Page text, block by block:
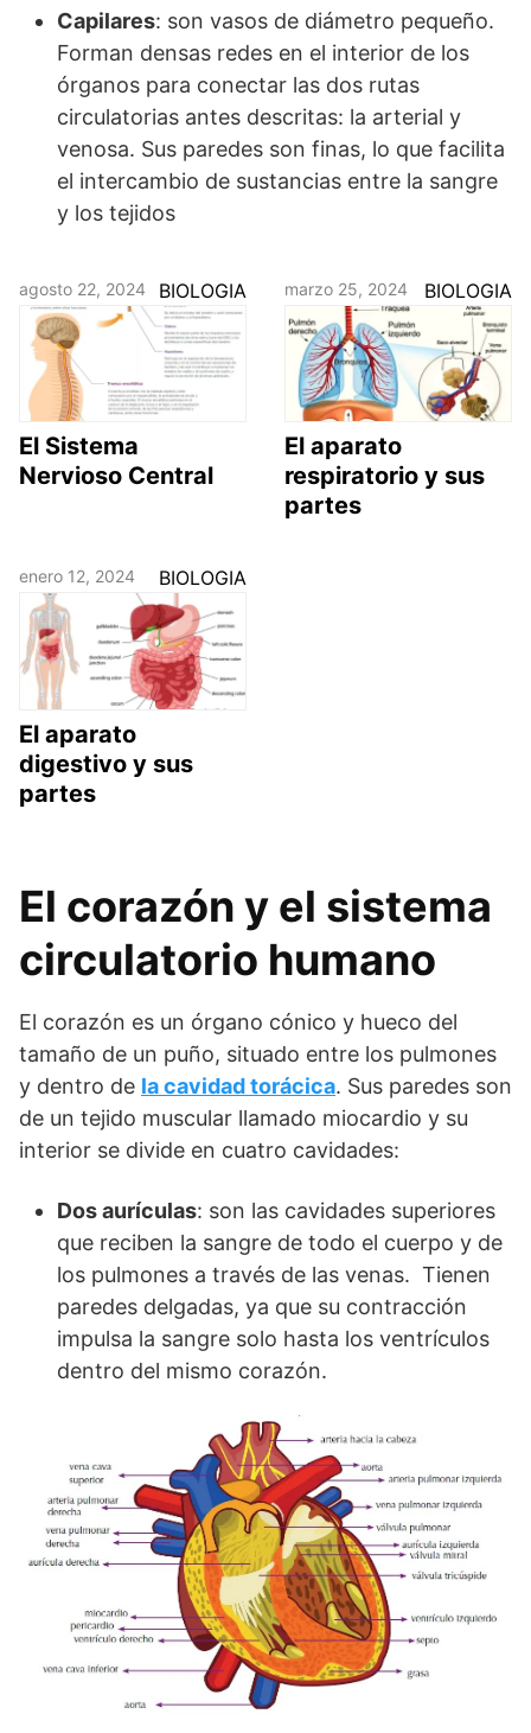
Capilares: son vasos de diámetro pequeño.
Forman densas redes en el interior de los
órganos para conectar las dos rutas
circulatorias antes descritas: la arterial y
venosa. Sus paredes son finas, lo que facilita
el intercambio de sustancias entre la sangre
y los tejidos
agosto 22, 2024 BIOLOGIA
El Sistema
Nervioso Central
marzo 25, 2024 BIOLOGIA
El aparato
respiratorio y sus
partes
enero 12, 2024 BIOLOGIA
El aparato
digestivo y sus
partes
El corazón y el sistema
circulatorio humano
El corazón es un órgano cónico y hueco del
tamaño de un puño, situado entre los pulmones
y dentro de la cavidad torácica. Sus paredes son
de un tejido muscular llamado miocardio y su
interior se divide en cuatro cavidades:
Dos aurículas: son las cavidades superiores
que reciben la sangre de todo el cuerpo y de
los pulmones a través de las venas. Tienen
paredes delgadas, ya que su contracción
impulsa la sangre solo hasta los ventrículos
dentro del mismo corazón.